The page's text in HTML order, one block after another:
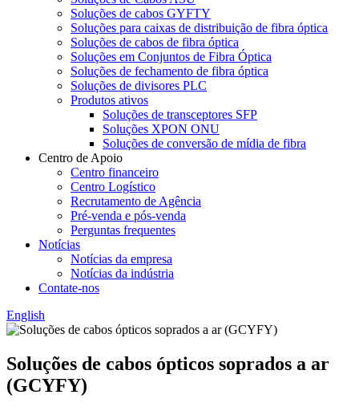
Soluções de cabos GYFTY
Soluções para caixas de distribuição de fibra óptica
Soluções de cabos de fibra óptica
Soluções em Conjuntos de Fibra Óptica
Soluções de fechamento de fibra óptica
Soluções de divisores PLC
Produtos ativos
Soluções de transceptores SFP
Soluções XPON ONU
Soluções de conversão de mídia de fibra
Centro de Apoio
Centro financeiro
Centro Logístico
Recrutamento de Agência
Pré-venda e pós-venda
Perguntas frequentes
Notícias
Notícias da empresa
Notícias da indústria
Contate-nos
English
Soluções de cabos ópticos soprados a ar
(GCYFY)